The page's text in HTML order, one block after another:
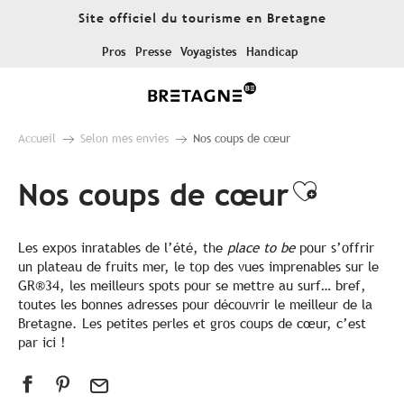
Site officiel du tourisme en Bretagne
Pros Presse Voyagistes Handicap
Accueil Selon mes envies Nos coups de cœur
Nos coups de cœur
Les expos inratables de l’été, the place to be pour s’offrir
un plateau de fruits mer, le top des vues imprenables sur le
GR®34, les meilleurs spots pour se mettre au surf… bref,
toutes les bonnes adresses pour découvrir le meilleur de la
Bretagne. Les petites perles et gros coups de cœur, c’est
par ici !